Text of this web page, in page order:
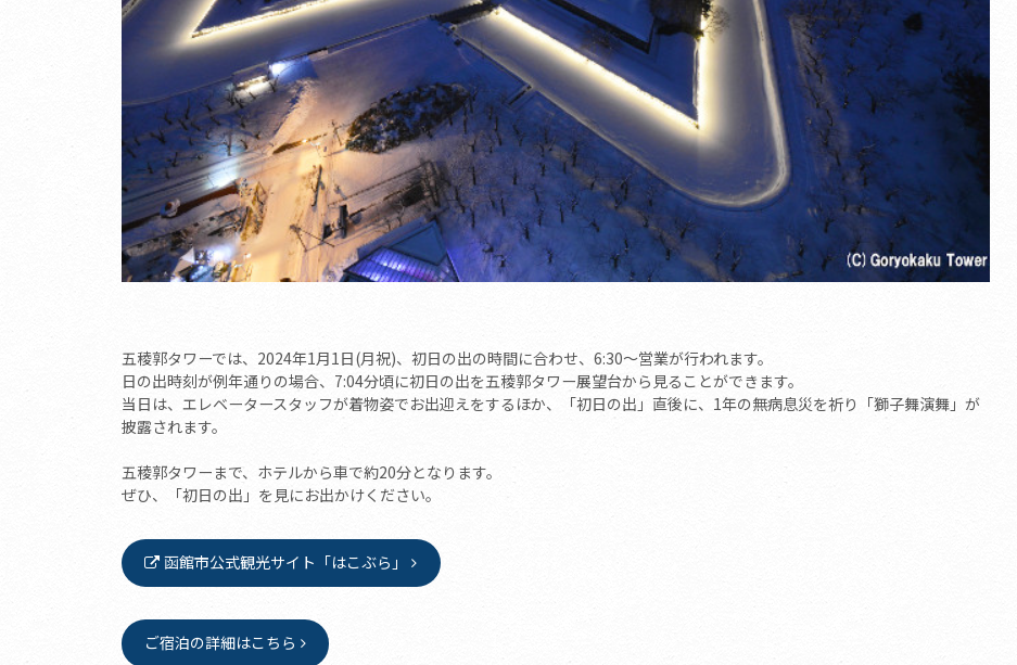
五稜郭タワーでは、2024年1月1日(月祝)、初日の出の時間に合わせ、6:30～営業が行われます。
日の出時刻が例年通りの場合、7:04分頃に初日の出を五稜郭タワー展望台から見ることができます。
当日は、エレベータースタッフが着物姿でお出迎えをするほか、「初日の出」直後に、1年の無病息災を祈り「獅子舞演舞」が
披露されます。
五稜郭タワーまで、ホテルから車で約20分となります。
ぜひ、「初日の出」を見にお出かけください。
函館市公式観光サイト「はこぶら」
ご宿泊の詳細はこちら